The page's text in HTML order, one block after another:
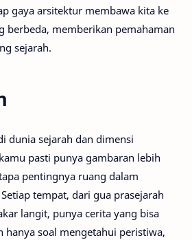
gaya arsitektur membawa kita ke
berbeda, memberikan pemahaman
sejarah.
dunia sejarah dan dimensi
pasti punya gambaran lebih
pentingnya ruang dalam
tempat, dari gua prasejarah
langit, punya cerita yang bisa
hanya soal mengetahui peristiwa,